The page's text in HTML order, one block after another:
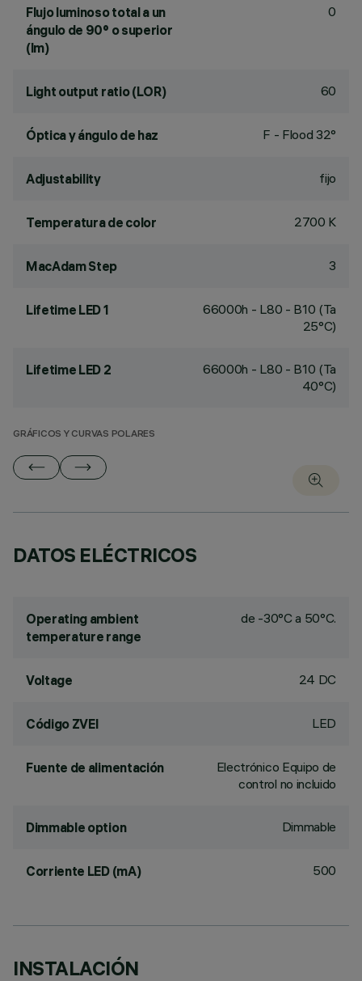
Flujo luminoso total a un
ángulo de 90° o superior
(lm)
0
Light output ratio (LOR) 60
Óptica y ángulo de haz F - Flood 32°
Adjustability fijo
Temperatura de color 2700 K
MacAdam Step 3
Lifetime LED 1
66000h - L80 - B10 (Ta
25°C)
Lifetime LED 2
66000h - L80 - B10 (Ta
40°C)
GRÁFICOS Y CURVAS POLARES
DATOS ELÉCTRICOS
Operating ambient
temperature range
de -30°C a 50°C.
Voltage 24 DC
Código ZVEI LED
Fuente de alimentación
Electrónico Equipo de
control no incluido
Dimmable option Dimmable
Corriente LED (mA) 500
INSTALACIÓN